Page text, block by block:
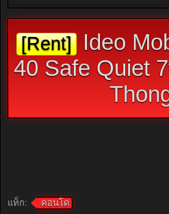
สินค้าทั่วไป ไม่มีหมวดหมู่
[Rent] Ideo
40 Safe Quiet
แท็ก: คอนโด